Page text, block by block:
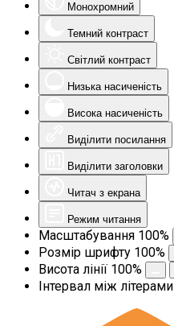
Монохромний
Темний контраст
Світлий контраст
Низька насиченість
Висока насиченість
Виділити посилання
Виділити заголовки
Читач з екрана
Режим читання
Масштабування 100%
Розмір шрифту 100%
Висота лінії 100%
Інтервал між літерами